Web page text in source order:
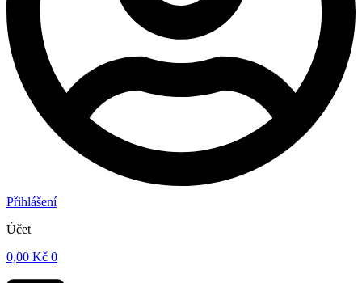
Přihlášení
Účet
0,00 Kč 0